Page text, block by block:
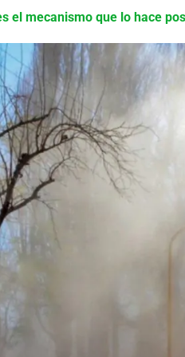
el mecanismo que lo hace